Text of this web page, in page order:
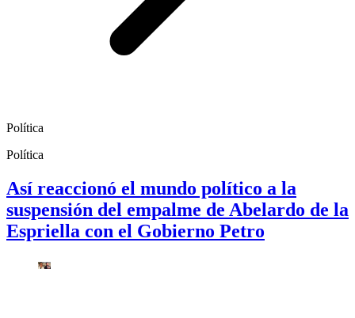
Política
Política
Así reaccionó el mundo político a la
suspensión del empalme de Abelardo de la
Espriella con el Gobierno Petro